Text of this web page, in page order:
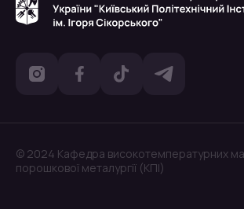
© 2024 Кафедра високотемпературних
порошкової металургії (КПІ)